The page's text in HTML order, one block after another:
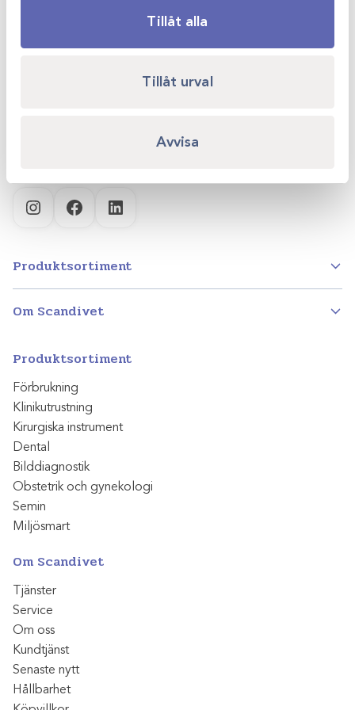
Tillåt alla
Tillåt urval
Avvisa
InstagramFacebookLinkedIn
Produktsortiment
Om Scandivet
Produktsortiment
Förbrukning
Klinikutrustning
Kirurgiska instrument
Dental
Bilddiagnostik
Obstetrik och gynekologi
Semin
Miljösmart
Om Scandivet
Tjänster
Service
Om oss
Kundtjänst
Senaste nytt
Hållbarhet